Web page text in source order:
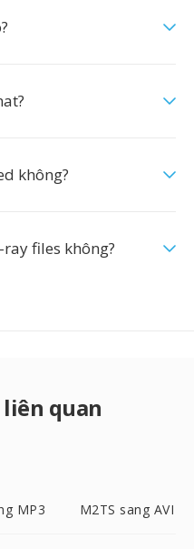
không?
files không?
quan
MP3 M2TS sang AVI